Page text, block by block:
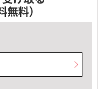
無料）